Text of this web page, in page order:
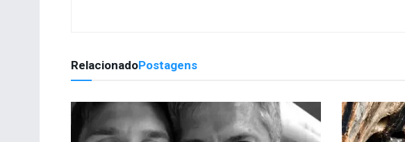
RelacionadoPostagens